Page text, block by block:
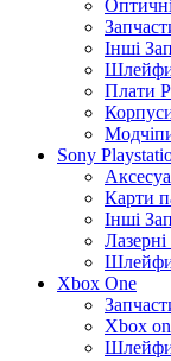
Інші
Плати
Sony
Карти
Інші
Шлейфи
Xbox One
Xbox